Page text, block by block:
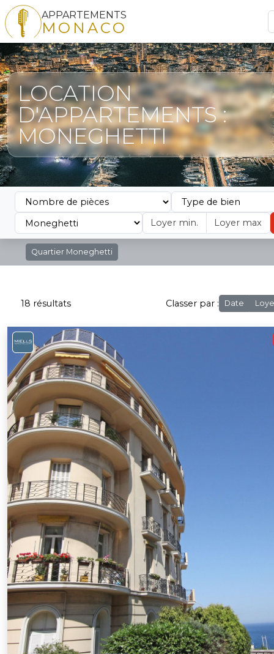
APPARTEMENTS
MONACO
LOCATION
D'APPARTEMENTS :
MONEGHETTI
Quartier Moneghetti
18 résultats Classer par : Date